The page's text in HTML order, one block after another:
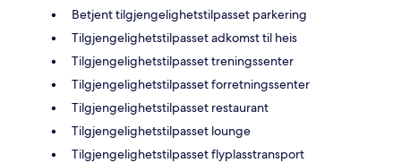
Betjent tilgjengelighetstilpasset parkering
Tilgjengelighetstilpasset adkomst til heis
Tilgjengelighetstilpasset treningssenter
Tilgjengelighetstilpasset forretningssenter
Tilgjengelighetstilpasset restaurant
Tilgjengelighetstilpasset lounge
Tilgjengelighetstilpasset flyplasstransport